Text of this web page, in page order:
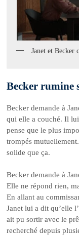
Janet et Becker
Becker rumine
Becker demande à
qui elle a couché. Il
pense que le plus
trompés
solide que ça.
Becker demande à
Elle ne répond rien,
En allant au
Janet lui a dit qu’elle
ait pu sortir avec le
recherché depuis